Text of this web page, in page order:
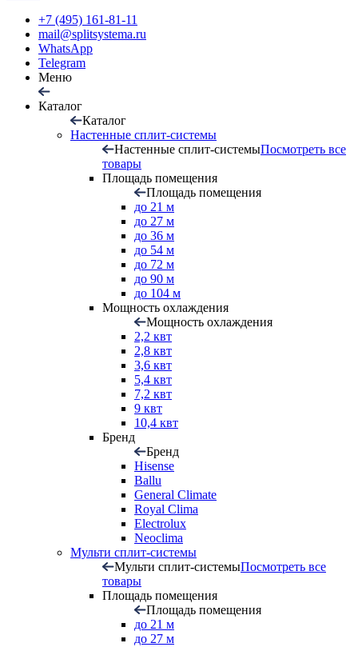
+7 (495) 161-81-11
mail@splitsystema.ru
WhatsApp
Telegram
Меню
Каталог
Каталог
Настенные сплит-системы
Настенные сплит-системыПосмотреть все
товары
Площадь помещения
Площадь помещения
до 21 м
до 27 м
до 36 м
до 54 м
до 72 м
до 90 м
до 104 м
Мощность охлаждения
Мощность охлаждения
2,2 квт
2,8 квт
3,6 квт
5,4 квт
7,2 квт
9 квт
10,4 квт
Бренд
Бренд
Hisense
Ballu
General Climate
Royal Clima
Electrolux
Neoclima
Мульти сплит-системы
Мульти сплит-системыПосмотреть все
товары
Площадь помещения
Площадь помещения
до 21 м
до 27 м